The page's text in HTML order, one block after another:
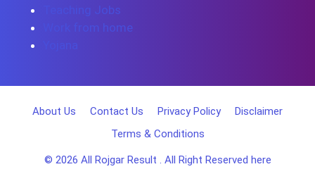
Teaching Jobs
Work from home
About Us Contact Us Privacy Policy
Disclaimer
Terms & Conditions
© 2026 All Rojgar Result . All Right Reserved here